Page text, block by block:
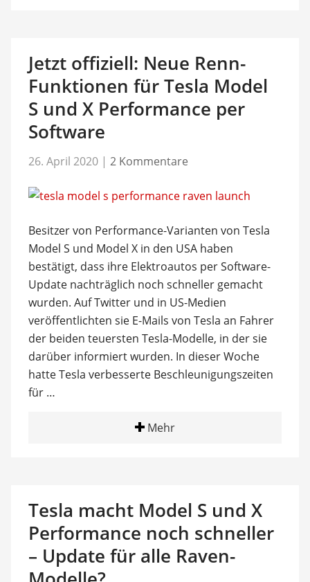
Jetzt offiziell: Neue Renn-
Funktionen für Tesla Model
S und X Performance per
Software
26. April 2020 | 2 Kommentare
Besitzer von Performance-Varianten von Tesla
Model S und Model X in den USA haben
bestätigt, dass ihre Elektroautos per Software-
Update nachträglich noch schneller gemacht
wurden. Auf Twitter und in US-Medien
veröffentlichten sie E-Mails von Tesla an Fahrer
der beiden teuersten Tesla-Modelle, in der sie
darüber informiert wurden. In dieser Woche
hatte Tesla verbesserte Beschleunigungszeiten
für …
Mehr
Tesla macht Model S und X
Performance noch schneller
– Update für alle Raven-